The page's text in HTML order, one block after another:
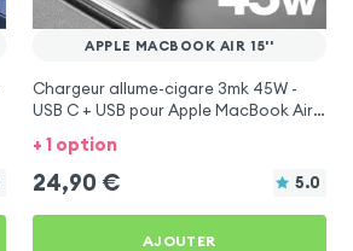
APPLE MACBOOK AIR 15''
Chargeur allume-cigare 3mk 45W -
USB C + USB pour Apple MacBook Air
15''
+ 1 option
24,90 € 5.0
AJOUTER